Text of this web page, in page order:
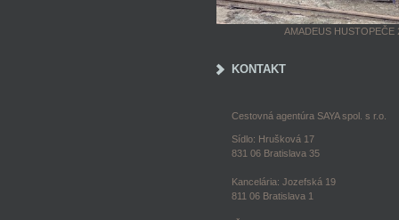
AMADEUS HUSTOPEČE
KONTAKT
Cestovná agentúra SAYA spol. s r.o.
Sídlo: Hrušková 17
831 06 Bratislava 35
Kancelária: Jozefská 19
811 06 Bratislava 1